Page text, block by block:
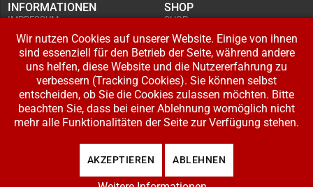
INFORMATIONEN
IMPRESSUM
KUNDENINFORMATIONEN
WIDERRUFSRECHT
DATENSCHUTZERKLÄRUNG
ZAHLUNG UND VERSAND
SHOP
SHOP
BESTELLUNGEN
ADRESSE BEARBEITEN
IHR KONTO
LOGIN
REGISTRIEREN
Copyright © 2026 Modellbahnladen Klee GbR. Alle Rechte vorbehalten. Design:
Wir nutzen Cookies auf unserer Website. Einige von ihnen
sind essenziell für den Betrieb der Seite, während andere
uns helfen, diese Website und die Nutzererfahrung zu
verbessern (Tracking Cookies). Sie können selbst
entscheiden, ob Sie die Cookies zulassen möchten. Bitte
beachten Sie, dass bei einer Ablehnung womöglich nicht
mehr alle Funktionalitäten der Seite zur Verfügung stehen.
AKZEPTIEREN ABLEHNEN